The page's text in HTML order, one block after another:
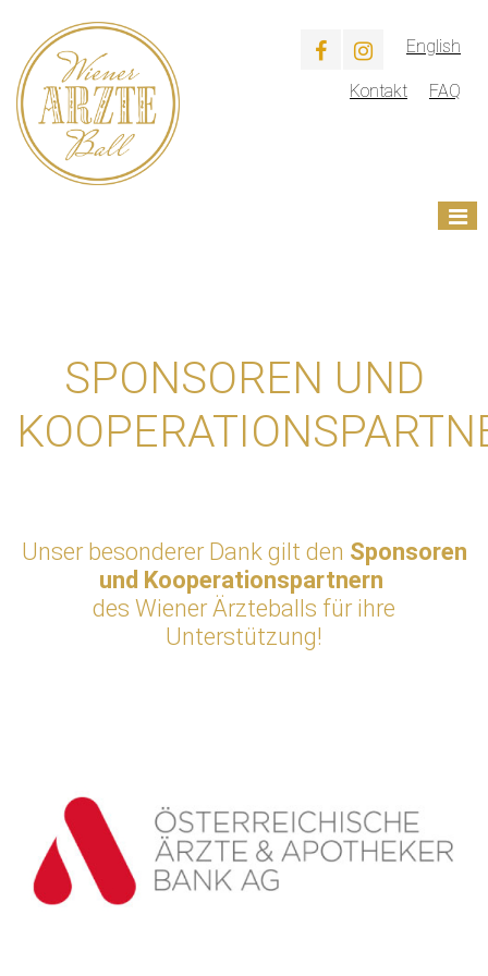
English
Kontakt FAQ
SPONSOREN UND
Unser besonderer Dank gilt den Sponsoren
und Kooperationspartnern
des Wiener Ärzteballs für ihre
Unterstützung!